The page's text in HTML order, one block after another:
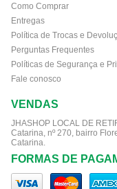
Como Comprar
Entregas
Política de Trocas e
Perguntas Frequentes
Políticas de Segurança e
Fale conosco
VENDAS
JHASHOP LOCAL DE
Catarina, nº 270, bairro
Catarina.
FORMAS DE